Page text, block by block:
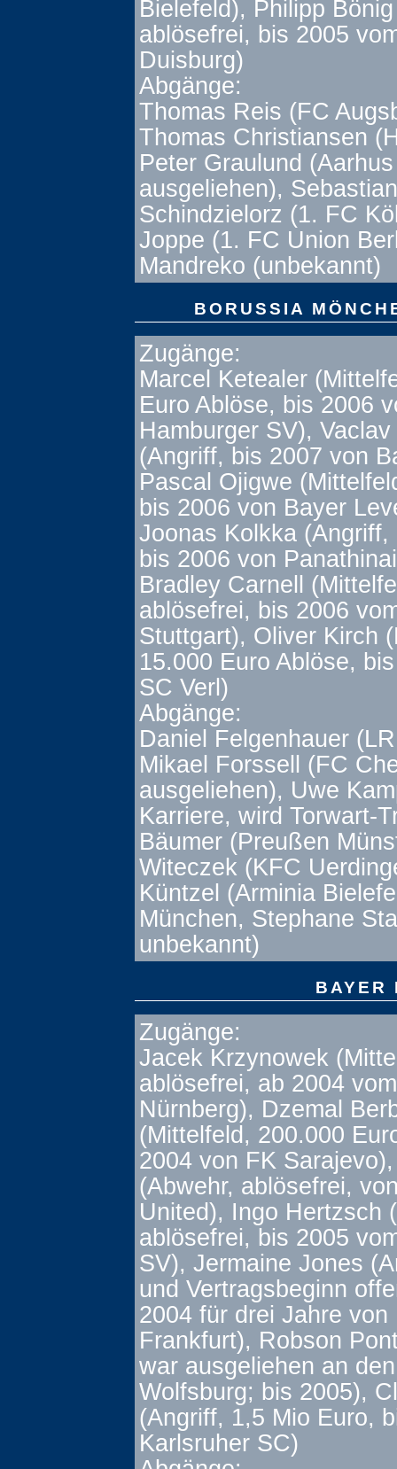
Bielefeld), Philipp
ablösefrei, bis 2005
Duisburg)
Abgänge:
Thomas Reis (FC
Thomas Christiansen
Peter Graulund
ausgeliehen), Sebastian
Schindzielorz (1. FC
Joppe (1. FC Union
Mandreko (unbekannt)
BORUSSIA
Zugänge:
Marcel Ketealer
Euro Ablöse, bis 2006
Hamburger SV),
(Angriff, bis 2007 von
Pascal Ojigwe
bis 2006 von Bayer
Joonas Kolkka (Angriff,
bis 2006 von
Bradley Carnell
ablösefrei, bis 2006
Stuttgart), Oliver Kirch
15.000 Euro Ablöse,
SC Verl)
Abgänge:
Daniel Felgenhauer
Mikael Forssell (FC
ausgeliehen), Uwe
Karriere, wird Torwart-
Bäumer (Preußen
Witeczek (KFC
Küntzel (Arminia
München, Stephane
unbekannt)
BAYER
Zugänge:
Jacek Krzynowek
ablösefrei, ab 2004
Nürnberg), Dzemal
(Mittelfeld, 200.000
2004 von FK
(Abwehr, ablösefrei,
United), Ingo Hertzsch
ablösefrei, bis 2005
SV), Jermaine Jones
und Vertragsbeginn
2004 für drei Jahre von
Frankfurt), Robson
war ausgeliehen an
Wolfsburg; bis 2005),
(Angriff, 1,5 Mio Euro,
Karlsruher SC)